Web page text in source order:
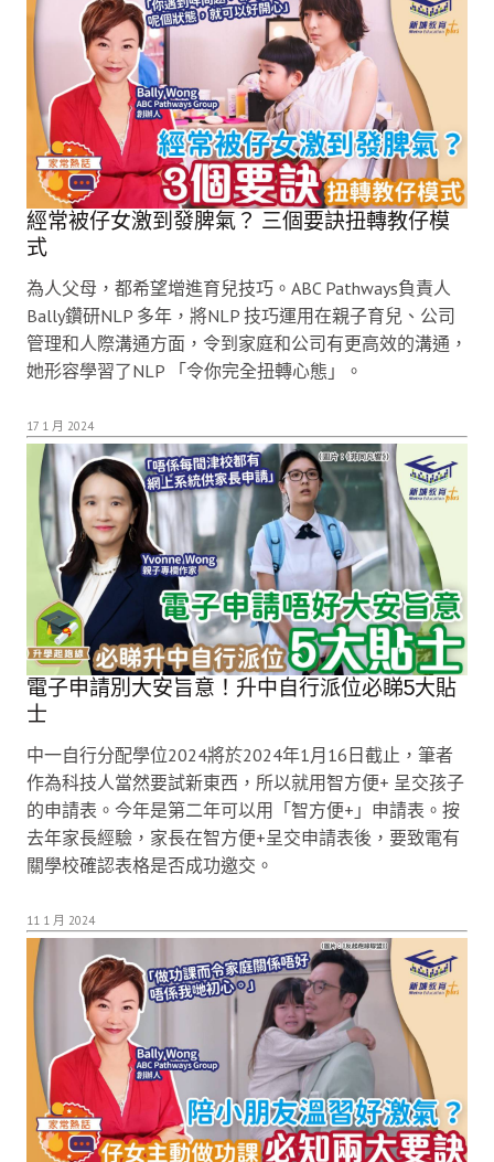
經常被仔女激到發脾氣？ 三個要訣扭轉教仔模
式
為人父母，都希望增進育兒技巧。ABC Pathways負責人
Bally鑽研NLP 多年，將NLP 技巧運用在親子育兒、公司
管理和人際溝通方面，令到家庭和公司有更高效的溝通，
她形容學習了NLP 「令你完全扭轉心態」。
17 1 月 2024
電子申請別大安旨意！升中自行派位必睇5大貼
士
中一自行分配學位2024將於2024年1月16日截止，筆者
作為科技人當然要試新東西，所以就用智方便+ 呈交孩子
的申請表。今年是第二年可以用「智方便+」申請表。按
去年家長經驗，家長在智方便+呈交申請表後，要致電有
關學校確認表格是否成功邀交。
11 1 月 2024